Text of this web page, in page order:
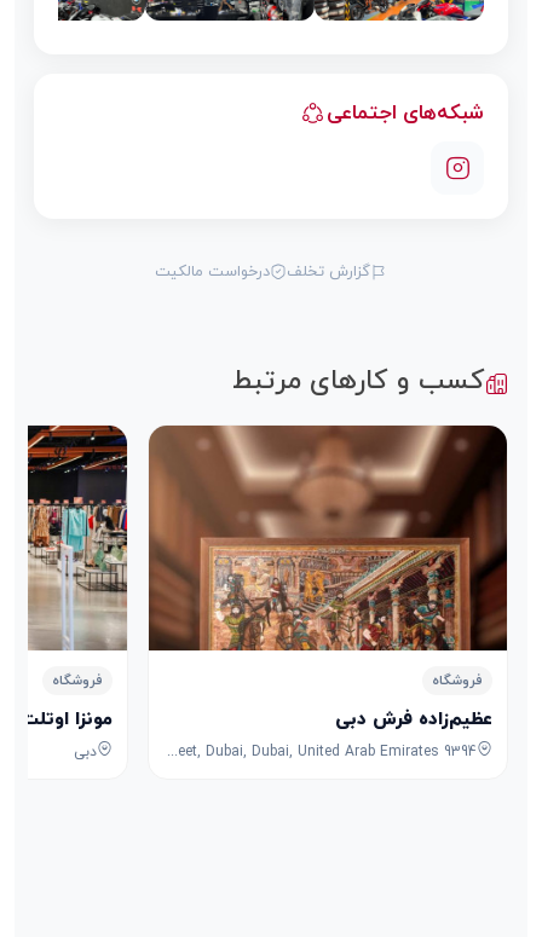
شبکه‌های اجتماعی
گزارش تخلف درخواست مالکیت
کسب و کارهای مرتبط
فروشگاه
عظیم‌زاده فرش دبی
9394 Avenue, 1st Street, Dubai, Dubai, United Arab Emirates
فروشگاه
مونزا اوتلت
دبی